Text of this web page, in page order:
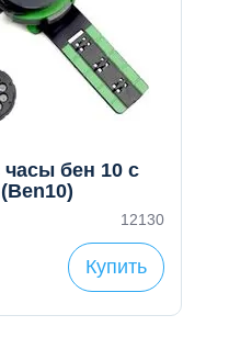
бен 10 с
12130
Купить